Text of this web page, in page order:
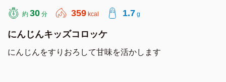
約 30 分 359 kcal 1.7 g
にんじんキッズコロッケ
にんじんをすりおろして甘味を活かします